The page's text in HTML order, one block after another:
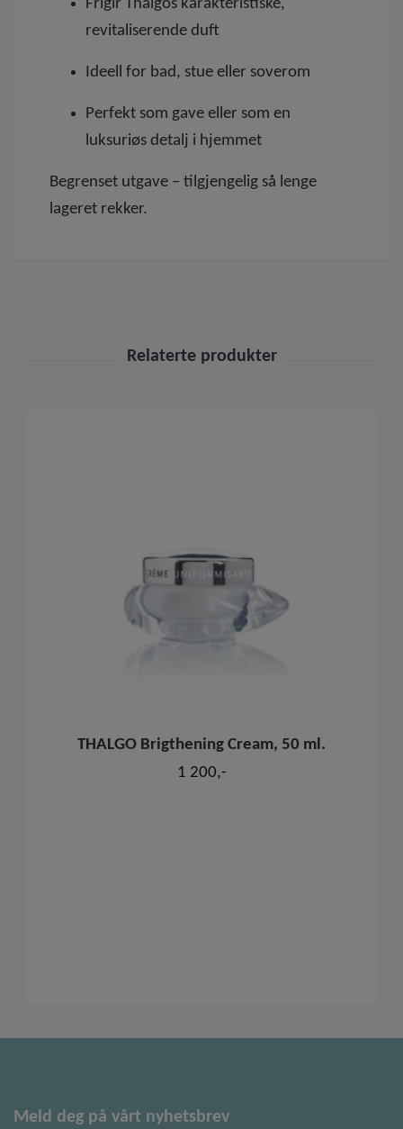
Frigir Thalgos karakteristiske,
revitaliserende duft
Ideell for bad, stue eller soverom
Perfekt som gave eller som en
luksuriøs detalj i hjemmet
Begrenset utgave – tilgjengelig så lenge
lageret rekker.
THALGO Brigthening Cream, 50 ml.
1 200,-
Meld deg på vårt nyhetsbrev